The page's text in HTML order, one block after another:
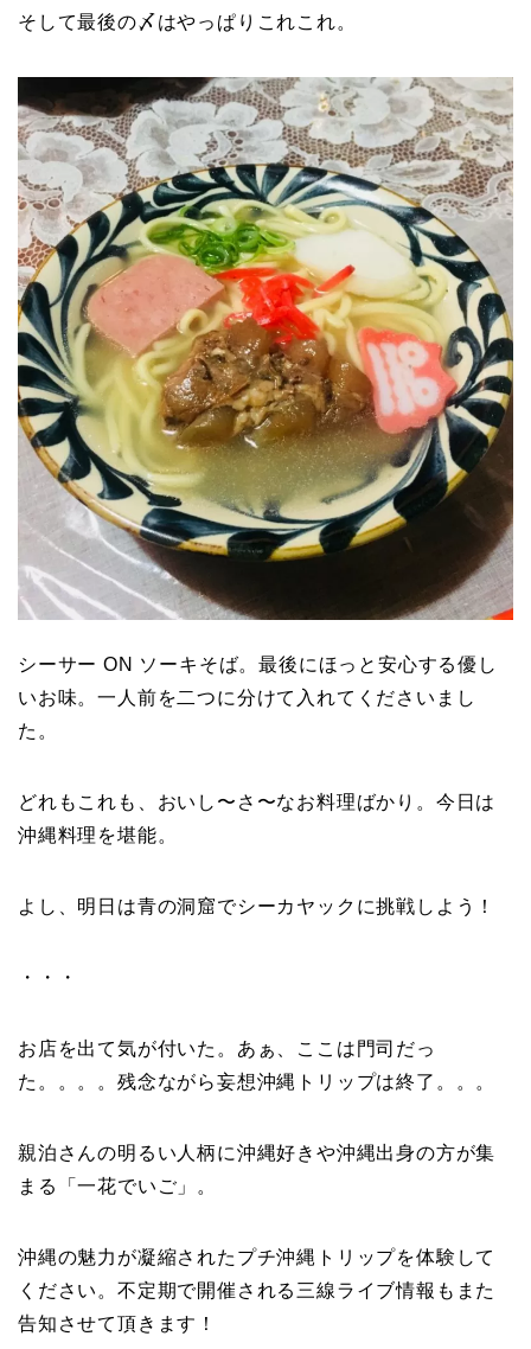
そして最後の〆はやっぱりこれこれ。
シーサー ON ソーキそば。最後にほっと安心する優し
いお味。一人前を二つに分けて入れてくださいまし
た。
どれもこれも、おいし〜さ〜なお料理ばかり。今日は
沖縄料理を堪能。
よし、明日は青の洞窟でシーカヤックに挑戦しよう！
・・・
お店を出て気が付いた。あぁ、ここは門司だっ
た。。。。残念ながら妄想沖縄トリップは終了。。。
親泊さんの明るい人柄に沖縄好きや沖縄出身の方が集
まる「一花でいご」。
沖縄の魅力が凝縮されたプチ沖縄トリップを体験して
ください。不定期で開催される三線ライブ情報もまた
告知させて頂きます！